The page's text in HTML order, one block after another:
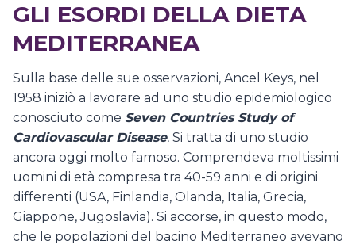
GLI ESORDI DELLA DIETA
MEDITERRANEA
Sulla base delle sue osservazioni, Ancel Keys, nel
1958 iniziò a lavorare ad uno studio epidemiologico
conosciuto come Seven Countries Study of
Cardiovascular Disease. Si tratta di uno studio
ancora oggi molto famoso. Comprendeva moltissimi
uomini di età compresa tra 40-59 anni e di origini
differenti (USA, Finlandia, Olanda, Italia, Grecia,
Giappone, Jugoslavia). Si accorse, in questo modo,
che le popolazioni del bacino Mediterraneo avevano